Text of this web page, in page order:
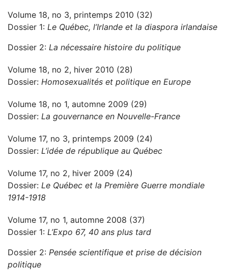
Volume 18, no 3, printemps 2010 (32)
Dossier 1: Le Québec, l’Irlande et la diaspora irlandaise
Dossier 2: La nécessaire histoire du politique
Volume 18, no 2, hiver 2010 (28)
Dossier: Homosexualités et politique en Europe
Volume 18, no 1, automne 2009 (29)
Dossier: La gouvernance en Nouvelle-France
Volume 17, no 3, printemps 2009 (24)
Dossier: L’idée de république au Québec
Volume 17, no 2, hiver 2009 (24)
Dossier: Le Québec et la Première Guerre mondiale
1914-1918
Volume 17, no 1, automne 2008 (37)
Dossier 1: L’Expo 67, 40 ans plus tard
Dossier 2: Pensée scientifique et prise de décision
politique